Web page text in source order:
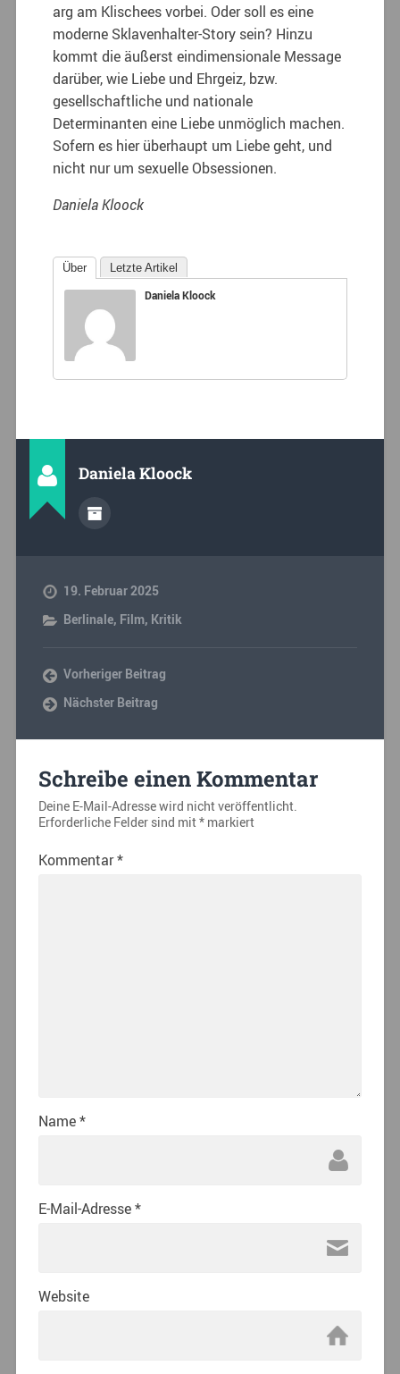
arg am Klischees vorbei. Oder soll es eine
moderne Sklavenhalter-Story sein? Hinzu
kommt die äußerst eindimensionale Message
darüber, wie Liebe und Ehrgeiz, bzw.
gesellschaftliche und nationale
Determinanten eine Liebe unmöglich machen.
Sofern es hier überhaupt um Liebe geht, und
nicht nur um sexuelle Obsessionen.
Daniela Kloock
Über Letzte Artikel
Daniela Kloock
Daniela Kloock
19. Februar 2025
Berlinale, Film, Kritik
Vorheriger Beitrag
Nächster Beitrag
Schreibe einen Kommentar
Deine E-Mail-Adresse wird nicht veröffentlicht.
Erforderliche Felder sind mit*markiert
Kommentar*
Name*
E-Mail-Adresse*
Website